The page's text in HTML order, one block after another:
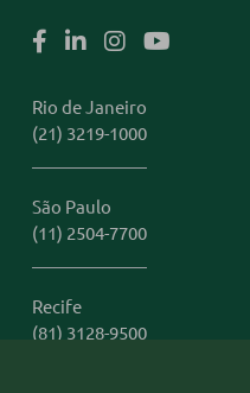
Rio de Janeiro
(21) 3219-1000
São Paulo
(11) 2504-7700
Recife
(81) 3128-9500